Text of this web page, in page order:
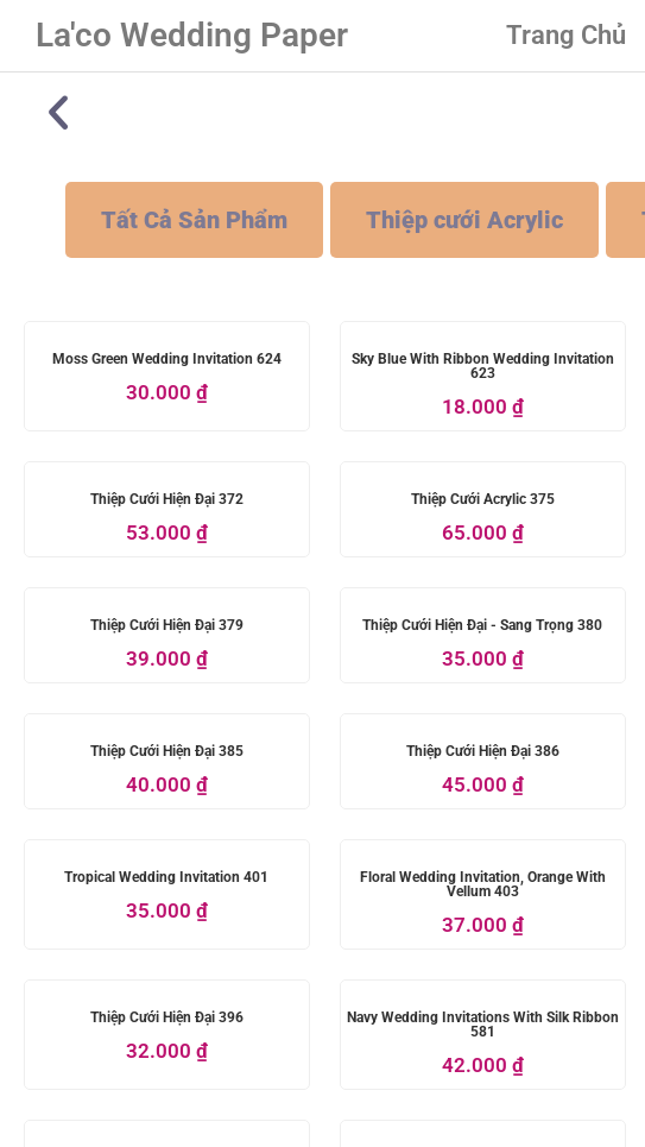
La'co Wedding Paper Trang Chủ
Tất Cả Sản Phẩm Thiệp cưới Acrylic
Moss Green Wedding Invitation 624
30.000 ₫
Sky Blue With Ribbon Wedding Invitation
623
18.000 ₫
Thiệp Cưới Hiện Đại 372
53.000 ₫
Thiệp Cưới Acrylic 375
65.000 ₫
Thiệp Cưới Hiện Đại 379
39.000 ₫
Thiệp Cưới Hiện Đại - Sang Trọng 380
35.000 ₫
Thiệp Cưới Hiện Đại 385
40.000 ₫
Thiệp Cưới Hiện Đại 386
45.000 ₫
Tropical Wedding Invitation 401
35.000 ₫
Floral Wedding Invitation, Orange With
Vellum 403
37.000 ₫
Thiệp Cưới Hiện Đại 396
32.000 ₫
Navy Wedding Invitations With Silk Ribbon
581
42.000 ₫